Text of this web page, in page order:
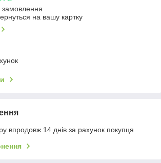
замовлення
на вашу картку
впродовж 14 днів за рахунок покупця